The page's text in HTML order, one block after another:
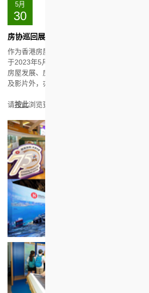
5月
30
房协巡回展览
作为香港房屋协会（房协）75周年的其中一项
于2023年5月至10月期间在港、九及新界举办
房屋发展、房协的房屋计划和各种服务。除展
及影片外，亦为参观人士带来互动及沉浸式体
请按此浏览更多详情。